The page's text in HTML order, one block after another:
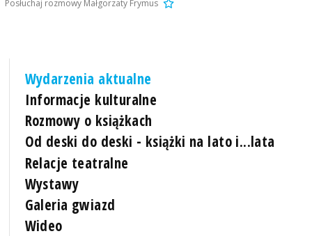
Posłuchaj rozmowy Małgorzaty Frymus
Wydarzenia aktualne
Informacje kulturalne
Rozmowy o książkach
Od deski do deski - książki na lato i...lata
Relacje teatralne
Wystawy
Galeria gwiazd
Wideo